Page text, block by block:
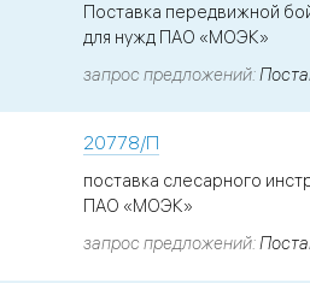
Поставка передвижной
для нужд ПАО «МОЭК»
запрос предложений
20778/П
поставка слесарного
ПАО «МОЭК»
запрос предложений